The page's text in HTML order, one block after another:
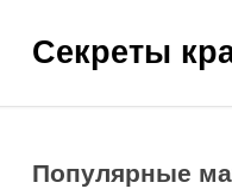
Секреты
Популярные